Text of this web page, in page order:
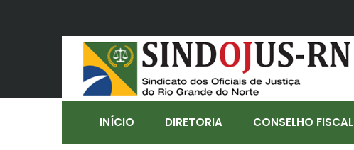
INÍCIO DIRETORIA CONSELHO FISCAL